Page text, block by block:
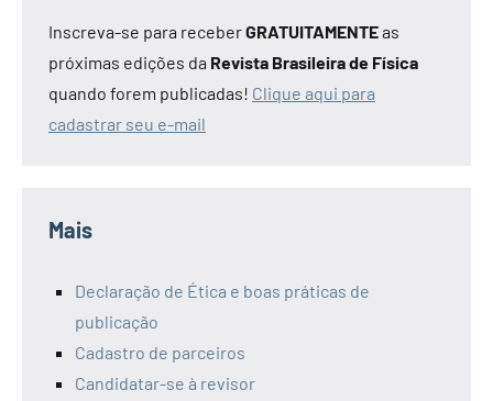
Inscreva-se para receberGRATUITAMENTEas
próximas edições da Revista Brasileira de Física
quando forem publicadas! Clique aqui para
cadastrar seu e-mail
Mais
Declaração de Ética e boas práticas de
publicação
Cadastro de parceiros
Candidatar-se à revisor